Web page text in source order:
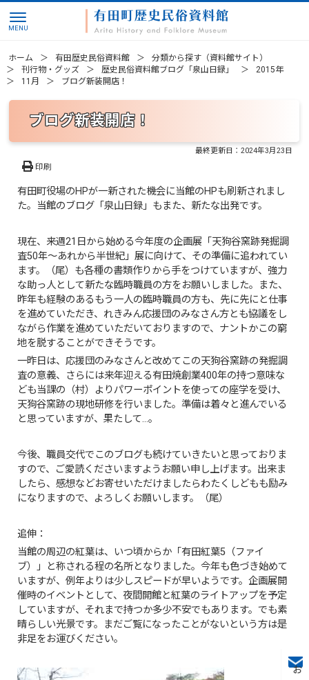
ホーム 有田歴史民俗資料館
分類から探す（資料館サイト）
刊行物・グッズ
歴史民俗資料館ブログ「泉山日録」
2015年
11月
ブログ新装開店！
ブログ新装開店！
最終更新日：2024年3月23日
印刷
有田町役場のHPが一新された機会に当館のHPも刷新されまし
た。当館のブログ「泉山日録」もまた、新たな出発です。
現在、来週21日から始める今年度の企画展「天狗谷窯跡発掘調
査50年～あれから半世紀」展に向けて、その準備に追われてい
ます。（尾）も各種の書類作りから手をつけていますが、強力
な助っ人として新たな臨時職員の方をお願いしました。また、
昨年も経験のあるもう一人の臨時職員の方も、先に先にと仕事
を進めていただき、れきみん応援団のみなさん方とも協議をし
ながら作業を進めていただいておりますので、ナントかこの窮
地を脱することができそうです。
一昨日は、応援団のみなさんと改めてこの天狗谷窯跡の発掘調
査の意義、さらには来年迎える有田焼創業400年の持つ意味な
ども当課の（村）よりパワーポイントを使っての座学を受け、
天狗谷窯跡の現地研修を行いました。準備は着々と進んでいる
と思っていますが、果たして…。
今後、職員交代でこのブログも続けていきたいと思っておりま
すので、ご愛読くださいますようお願い申し上げます。出来ま
したら、感想などお寄せいただけましたらわたくしどもも励み
になりますので、よろしくお願いします。（尾）
追伸：
当館の周辺の紅葉は、いつ頃からか「有田紅葉5（ファイ
ブ）」と称される程の名所となりました。今年も色づき始めて
いますが、例年よりは少しスピードが早いようです。企画展開
催時のイベントとして、夜間開館と紅葉のライトアップを予定
していますが、それまで持つか多少不安でもあります。でも素
晴らしい光景です。まだご覧になったことがないという方は是
非足をお運びください。